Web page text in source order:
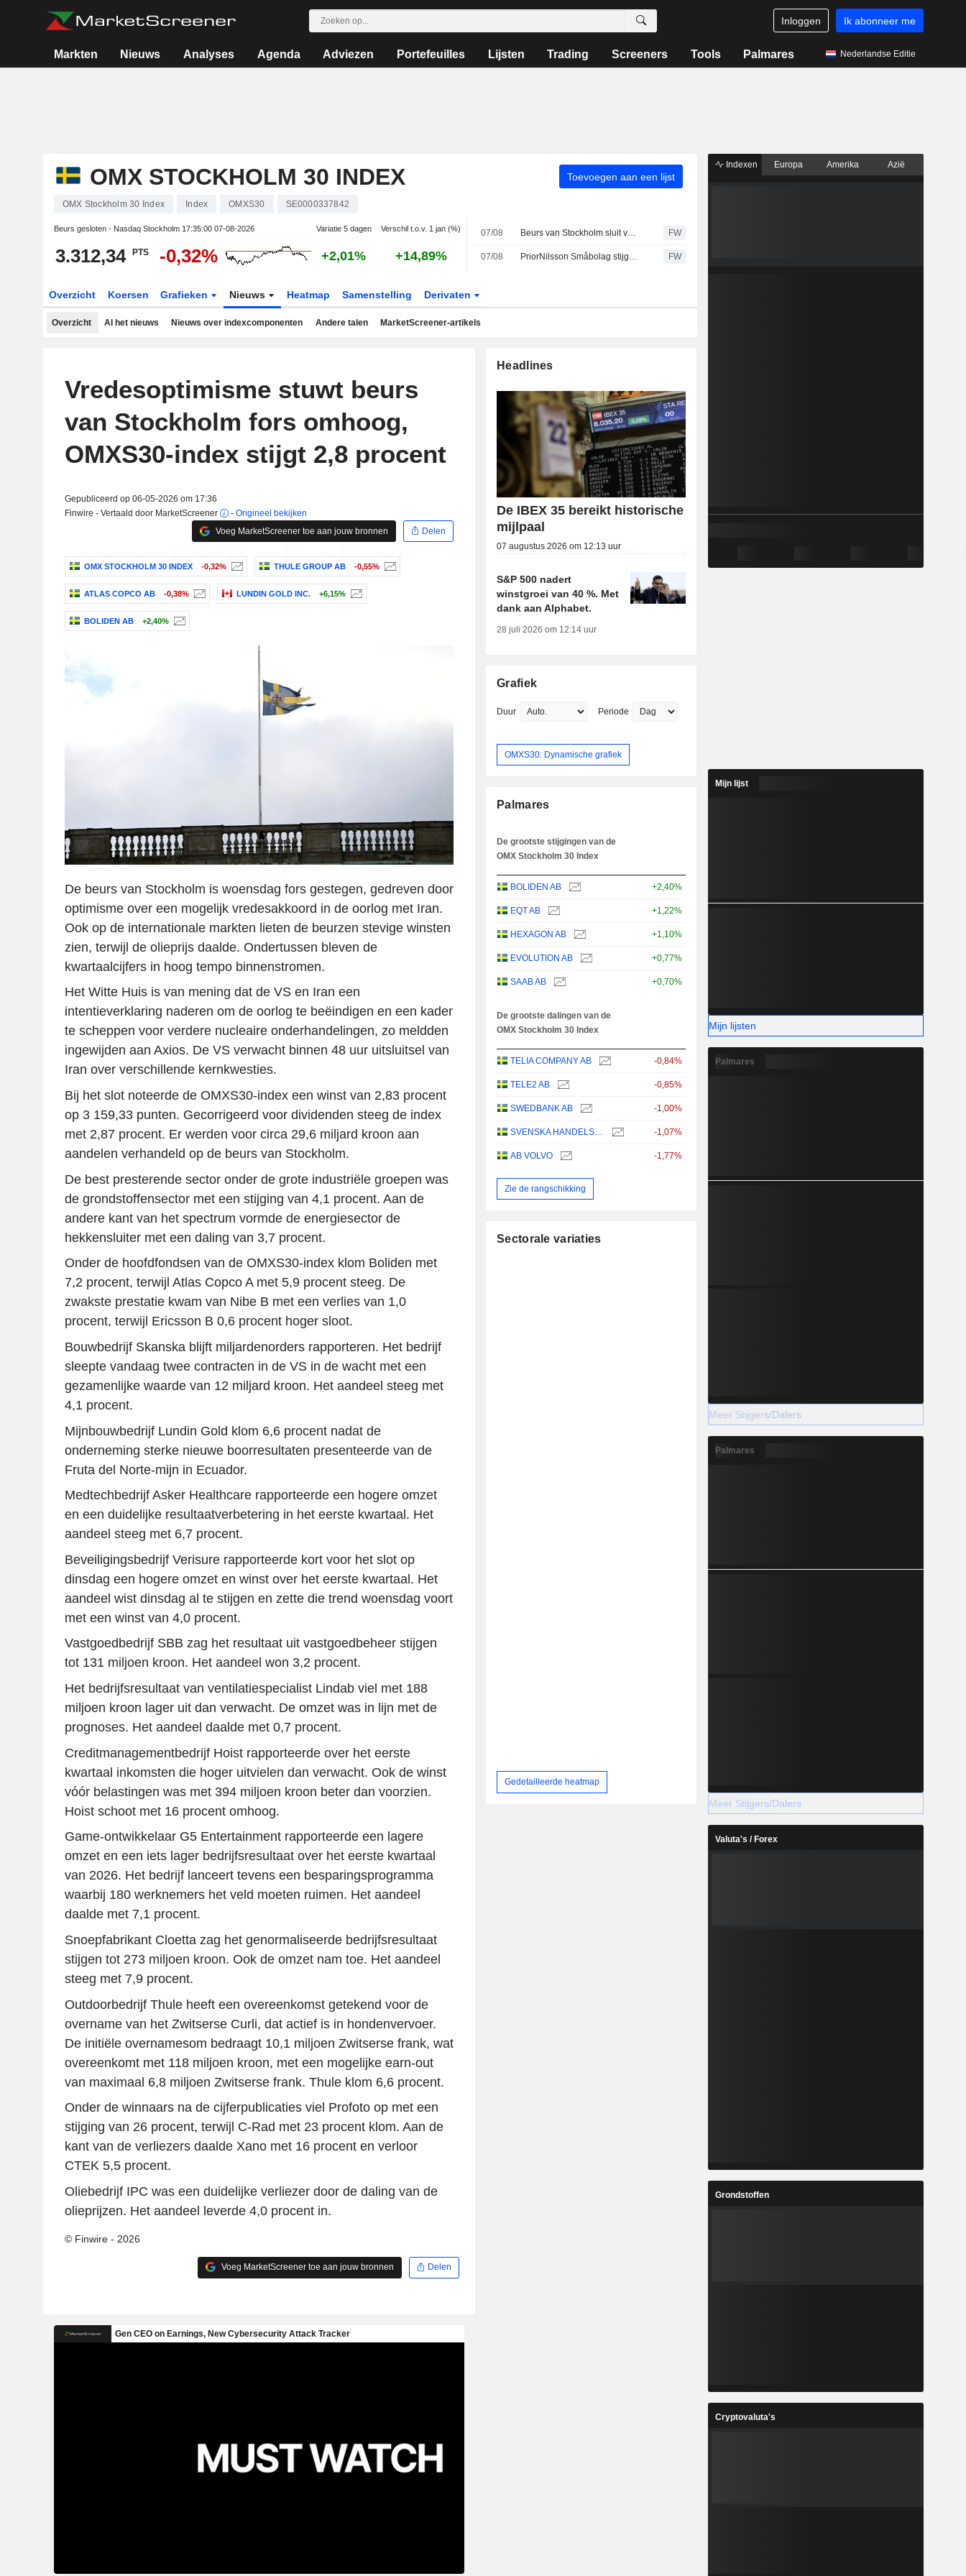
Inloggen Ik abonneer me
Markten Nieuws Analyses Agenda Adviezen Portefeuilles Lijsten Trading Screeners Tools Palmares Nederlandse Editie
OMX STOCKHOLM 30 INDEX Toevoegen aan een lijst
OMX Stockholm 30 Index Index OMXS30 SE0000337842
Beurs gesloten - Nasdaq Stockholm 17:35:00 07-08-2026 Variatie 5 dagen Verschil t.o.v. 1 jan (%)
3.312,34 PTS -0,32% +2,01% +14,89%
07/08 Beurs van Stockholm sluit vrijdag in de min - Lundin Gold veert op na rapport FW
07/08 PriorNilsson Småbolag stijgt 1,23 % in juli - posities in Bure, AQ Group en Altra Fastigheter uitgebreid FW
Overzicht Koersen Grafieken Nieuws Heatmap Samenstelling Derivaten
Overzicht Al het nieuws Nieuws over indexcomponenten Andere talen MarketScreener-artikels
Vredesoptimisme stuwt beurs
van Stockholm fors omhoog,
OMXS30-index stijgt 2,8 procent
Gepubliceerd op 06-05-2026 om 17:36
Finwire - Vertaald door MarketScreener
- Origineel bekijken
Voeg MarketScreener toe aan jouw bronnen
Delen
OMX STOCKHOLM 30 INDEX -0,32% THULE GROUP AB -0,55%
ATLAS COPCO AB -0,38% LUNDIN GOLD INC. +6,15%
BOLIDEN AB +2,40%
De beurs van Stockholm is woensdag fors gestegen, gedreven door
optimisme over een mogelijk vredesakkoord in de oorlog met Iran.
Ook op de internationale markten lieten de beurzen stevige winsten
zien, terwijl de olieprijs daalde. Ondertussen bleven de
kwartaalcijfers in hoog tempo binnenstromen.
Het Witte Huis is van mening dat de VS en Iran een
intentieverklaring naderen om de oorlog te beëindigen en een kader
te scheppen voor verdere nucleaire onderhandelingen, zo meldden
ingewijden aan Axios. De VS verwacht binnen 48 uur uitsluitsel van
Iran over verschillende kernkwesties.
Bij het slot noteerde de OMXS30-index een winst van 2,83 procent
op 3 159,33 punten. Gecorrigeerd voor dividenden steeg de index
met 2,87 procent. Er werden voor circa 29,6 miljard kroon aan
aandelen verhandeld op de beurs van Stockholm.
De best presterende sector onder de grote industriële groepen was
de grondstoffensector met een stijging van 4,1 procent. Aan de
andere kant van het spectrum vormde de energiesector de
hekkensluiter met een daling van 3,7 procent.
Onder de hoofdfondsen van de OMXS30-index klom Boliden met
7,2 procent, terwijl Atlas Copco A met 5,9 procent steeg. De
zwakste prestatie kwam van Nibe B met een verlies van 1,0
procent, terwijl Ericsson B 0,6 procent hoger sloot.
Bouwbedrijf Skanska blijft miljardenorders rapporteren. Het bedrijf
sleepte vandaag twee contracten in de VS in de wacht met een
gezamenlijke waarde van 12 miljard kroon. Het aandeel steeg met
4,1 procent.
Mijnbouwbedrijf Lundin Gold klom 6,6 procent nadat de
onderneming sterke nieuwe boorresultaten presenteerde van de
Fruta del Norte-mijn in Ecuador.
Medtechbedrijf Asker Healthcare rapporteerde een hogere omzet
en een duidelijke resultaatverbetering in het eerste kwartaal. Het
aandeel steeg met 6,7 procent.
Beveiligingsbedrijf Verisure rapporteerde kort voor het slot op
dinsdag een hogere omzet en winst over het eerste kwartaal. Het
aandeel wist dinsdag al te stijgen en zette die trend woensdag voort
met een winst van 4,0 procent.
Vastgoedbedrijf SBB zag het resultaat uit vastgoedbeheer stijgen
tot 131 miljoen kroon. Het aandeel won 3,2 procent.
Het bedrijfsresultaat van ventilatiespecialist Lindab viel met 188
miljoen kroon lager uit dan verwacht. De omzet was in lijn met de
prognoses. Het aandeel daalde met 0,7 procent.
Creditmanagementbedrijf Hoist rapporteerde over het eerste
kwartaal inkomsten die hoger uitvielen dan verwacht. Ook de winst
vóór belastingen was met 394 miljoen kroon beter dan voorzien.
Hoist schoot met 16 procent omhoog.
Game-ontwikkelaar G5 Entertainment rapporteerde een lagere
omzet en een iets lager bedrijfsresultaat over het eerste kwartaal
van 2026. Het bedrijf lanceert tevens een besparingsprogramma
waarbij 180 werknemers het veld moeten ruimen. Het aandeel
daalde met 7,1 procent.
Snoepfabrikant Cloetta zag het genormaliseerde bedrijfsresultaat
stijgen tot 273 miljoen kroon. Ook de omzet nam toe. Het aandeel
steeg met 7,9 procent.
Outdoorbedrijf Thule heeft een overeenkomst getekend voor de
overname van het Zwitserse Curli, dat actief is in hondenvervoer.
De initiële overnamesom bedraagt 10,1 miljoen Zwitserse frank, wat
overeenkomt met 118 miljoen kroon, met een mogelijke earn-out
van maximaal 6,8 miljoen Zwitserse frank. Thule klom 6,6 procent.
Onder de winnaars na de cijferpublicaties viel Profoto op met een
stijging van 26 procent, terwijl C-Rad met 23 procent klom. Aan de
kant van de verliezers daalde Xano met 16 procent en verloor
CTEK 5,5 procent.
Oliebedrijf IPC was een duidelijke verliezer door de daling van de
olieprijzen. Het aandeel leverde 4,0 procent in.
© Finwire - 2026
Voeg MarketScreener toe aan jouw bronnen Delen
Headlines
De IBEX 35 bereikt historische
mijlpaal
07 augustus 2026 om 12:13 uur
S&P 500 nadert
winstgroei van 40 %. Met
dank aan Alphabet.
28 juli 2026 om 12:14 uur
Grafiek
Duur Periode
OMXS30: Dynamische grafiek
Palmares
De grootste stijgingen van de
OMX Stockholm 30 Index
BOLIDEN AB +2,40%
EQT AB +1,22%
HEXAGON AB +1,10%
EVOLUTION AB +0,77%
SAAB AB +0,70%
De grootste dalingen van de
OMX Stockholm 30 Index
TELIA COMPANY AB -0,84%
TELE2 AB -0,85%
SWEDBANK AB -1,00%
SVENSKA HANDELSBANKEN AB -1,07%
AB VOLVO -1,77%
Zie de rangschikking
Sectorale variaties
Gedetailleerde heatmap
Indexen Europa Amerika Azië
Mijn lijst
Mijn lijsten
Palmares
Meer Stijgers/Dalers
Palmares
Meer Stijgers/Dalers
Valuta's / Forex
Grondstoffen
Cryptovaluta's